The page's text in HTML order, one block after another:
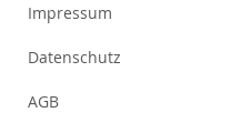
Impressum
Datenschutz
AGB